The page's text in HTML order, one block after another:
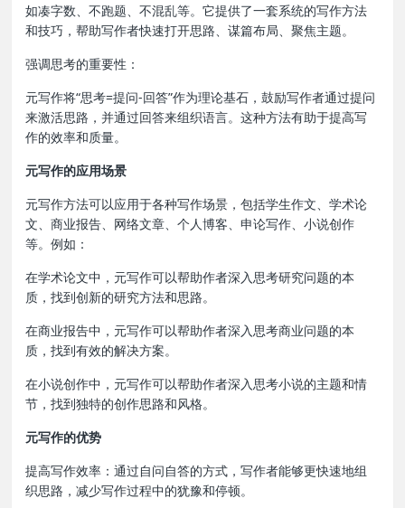
如凑字数、不跑题、不混乱等。它提供了一套系统的写作方法
和技巧，帮助写作者快速打开思路、谋篇布局、聚焦主题。
‌强调思考的重要性‌：
元写作将“思考=提问-回答”作为理论基石，鼓励写作者通过提问
来激活思路，并通过回答来组织语言。这种方法有助于提高写
作的效率和质量。
元写作的应用场景
元写作方法可以应用于各种写作场景，包括学生作文、学术论
文、商业报告、网络文章、个人博客、申论写作、小说创作
等。例如：
在学术论文中，元写作可以帮助作者深入思考研究问题的本
质，找到创新的研究方法和思路。
在商业报告中，元写作可以帮助作者深入思考商业问题的本
质，找到有效的解决方案。
在小说创作中，元写作可以帮助作者深入思考小说的主题和情
节，找到独特的创作思路和风格。
元写作的优势
‌提高写作效率‌：通过自问自答的方式，写作者能够更快速地组
织思路，减少写作过程中的犹豫和停顿。